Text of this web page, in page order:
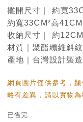
攤開尺寸｜ 約寬
約寬33CM*高
收納尺寸｜ 約
材質｜聚酯纖維斜
產地｜台灣設計製造
網頁圖片僅供參考，
略有差異，請以實物為
已售完